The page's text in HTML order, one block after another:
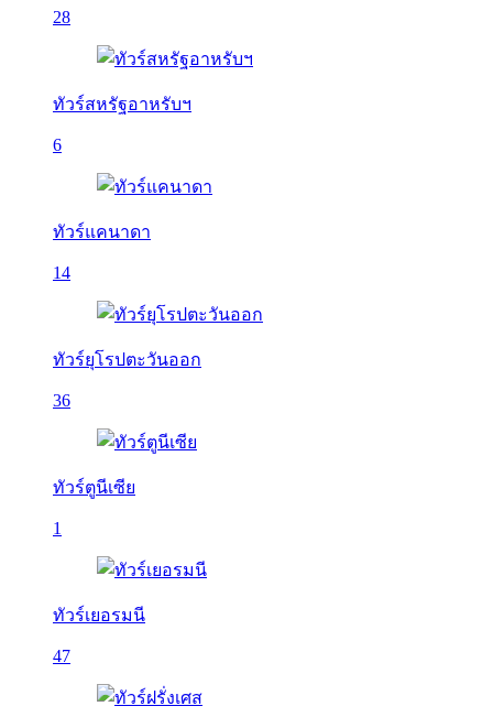
28
ทัวร์สหรัฐอาหรับฯ
6
ทัวร์แคนาดา
14
ทัวร์ยุโรปตะวันออก
36
ทัวร์ตูนีเซีย
1
ทัวร์เยอรมนี
47